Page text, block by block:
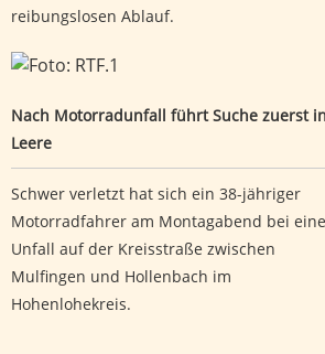
reibungslosen Ablauf.
Nach Motorradunfall führt Suche
Nach Motorradunfall führt Suche zuerst
Leere
Schwer verletzt hat sich ein 38-jähriger
Motorradfahrer am Montagabend bei
Unfall auf der Kreisstraße zwischen
Mulfingen und Hollenbach im
Hohenlohekreis.